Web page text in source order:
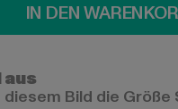
IN DEN
Bild die Größe